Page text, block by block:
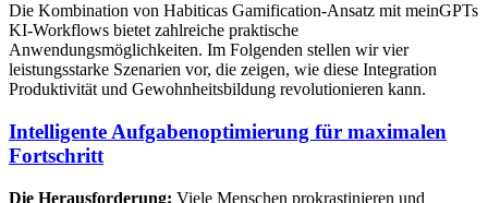
Die Kombination von Habiticas Gamification-Ansatz mit meinGPTs
KI-Workflows bietet zahlreiche praktische
Anwendungsmöglichkeiten. Im Folgenden stellen wir vier
leistungsstarke Szenarien vor, die zeigen, wie diese Integration
Produktivität und Gewohnheitsbildung revolutionieren kann.
Intelligente Aufgabenoptimierung für maximalen
Fortschritt
Die Herausforderung: Viele Menschen prokrastinieren und